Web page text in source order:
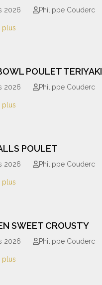
2026 Philippe Couderc
plus
POULET TERIYAKI
2026 Philippe Couderc
plus
POULET
2026 Philippe Couderc
plus
SWEET CROUSTY
2026 Philippe Couderc
plus